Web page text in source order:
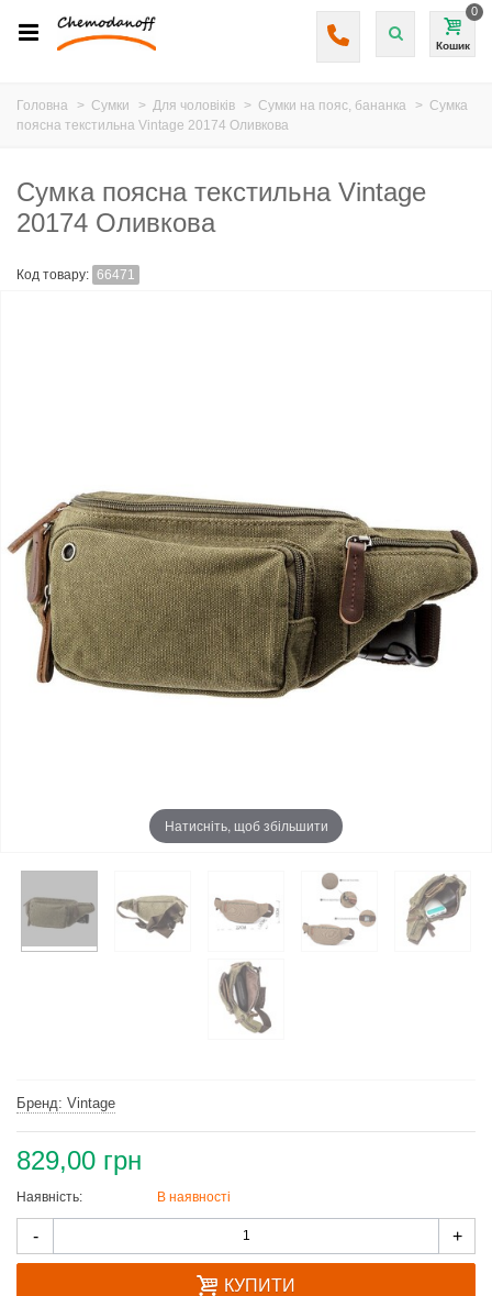
Кошик
0
Головна > Сумки > Для чоловіків > Сумки на пояс, бананка > Сумка
поясна текстильна Vintage 20174 Оливкова
Сумка поясна текстильна Vintage
20174 Оливкова
Код товару: 66471
Натисніть, щоб збільшити
Бренд: Vintage
829,00 грн
Наявність:
В наявності
- +
КУПИТИ